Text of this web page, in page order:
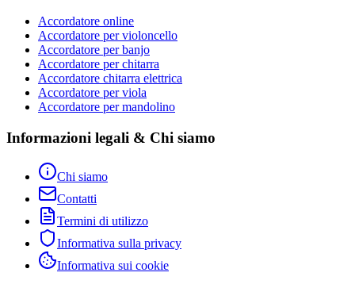
Accordatore online
Accordatore per violoncello
Accordatore per banjo
Accordatore per chitarra
Accordatore chitarra elettrica
Accordatore per viola
Accordatore per mandolino
Informazioni legali & Chi siamo
Chi siamo
Contatti
Termini di utilizzo
Informativa sulla privacy
Informativa sui cookie